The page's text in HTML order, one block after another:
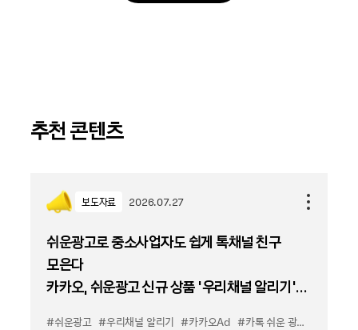
추천 콘텐츠
보도자료 2026.07.27
쉬운광고로 중소사업자도 쉽게 톡채널 친구
모은다
카카오, 쉬운광고 신규 상품 '우리채널 알리기'
#쉬운광고 #우리채널 알리기 #카카오Ad #카톡 쉬운 광고